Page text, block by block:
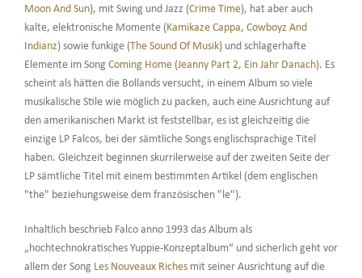
Moon And Sun), mit Swing und Jazz (Crime Time), hat aber auch
kalte, elektronische Momente ( Kamikaze Cappa, Cowboyz And
Indianz) sowie funkige (The Sound Of Musik) und schlagerhafte
Elemente im Song Coming Home (Jeanny Part 2, Ein Jahr Danach). Es
scheint als hätten die Bollands versucht, in einem Album so viele
musikalische Stile wie möglich zu packen, auch eine Ausrichtung auf
den amerikanischen Markt ist feststellbar, es ist gleichzeitig die
einzige LP Falcos, bei der sämtliche Songs englischsprachige Titel
haben. Gleichzeit beginnen skurrilerweise auf der zweiten Seite der
LP sämtliche Titel mit einem bestimmten Artikel (dem englischen
"the" beziehungsweise dem französischen "le").
Inhaltlich beschrieb Falco anno 1993 das Album als
„hochtechnokratisches Yuppie-Konzeptalbum“ und sicherlich geht vor
allem der Song Les Nouveaux Richesmit seiner Ausrichtung auf die